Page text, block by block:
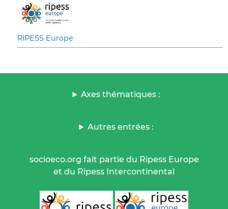
RIPESS Europe
Axes thématiques :
Autres entrées :
socioeco.org fait partie du Ripess Europe
et du Ripess Intercontinental